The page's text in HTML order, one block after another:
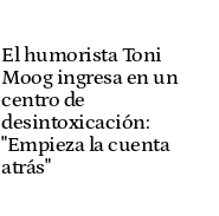
El humorista Toni
Moog ingresa en un
centro de
desintoxicación:
"Empieza la cuenta
atrás"